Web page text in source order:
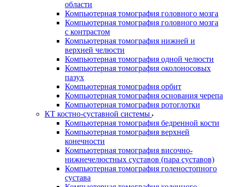
области
Компьютерная томография головного мозга
Компьютерная томография головного мозга
с контрастом
Компьютерная томография нижней и
верхней челюсти
Компьютерная томография одной челюсти
Компьютерная томография околоносовых
пазух
Компьютерная томография орбит
Компьютерная томография основания черепа
Компьютерная томография ротоглотки
КТ костно-суставной системы
Компьютерная томография бедренной кости
Компьютерная томография верхней
конечности
Компьютерная томография височно-
нижнечелюстных суставов (пара суставов)
Компьютерная томография голеностопного
сустава